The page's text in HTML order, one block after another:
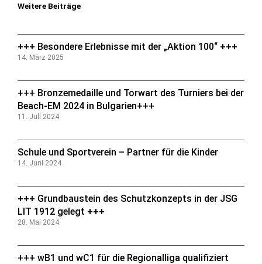
Weitere Beiträge
+++ Besondere Erlebnisse mit der „Aktion 100“ +++
14. März 2025
+++ Bronzemedaille und Torwart des Turniers bei der
Beach-EM 2024 in Bulgarien+++
11. Juli 2024
Schule und Sportverein – Partner für die Kinder
14. Juni 2024
+++ Grundbaustein des Schutzkonzepts in der JSG
LIT 1912 gelegt +++
28. Mai 2024
+++ wB1 und wC1 für die Regionalliga qualifiziert